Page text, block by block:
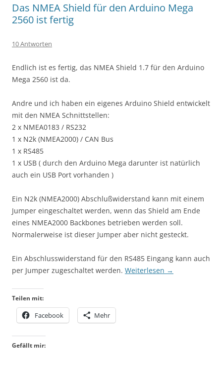
Das NMEA Shield für den Arduino Mega
2560 ist fertig
10 Antworten
Endlich ist es fertig, das NMEA Shield 1.7 für den Arduino
Mega 2560 ist da.
Andre und ich haben ein eigenes Arduino Shield entwickelt
mit den NMEA Schnittstellen:
2 x NMEA0183 / RS232
1 x N2k (NMEA2000) / CAN Bus
1 x RS485
1 x USB ( durch den Arduino Mega darunter ist natürlich
auch ein USB Port vorhanden )
Ein N2k (NMEA2000) Abschlußwiderstand kann mit einem
Jumper eingeschaltet werden, wenn das Shield am Ende
eines NMEA2000 Backbones betrieben werden soll.
Normalerweise ist dieser Jumper aber nicht gesteckt.
Ein Abschlusswiderstand für den RS485 Eingang kann auch
per Jumper zugeschaltet werden. Weiterlesen →
Teilen mit:
Facebook Mehr
Gefällt mir: